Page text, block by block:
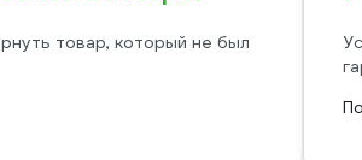
товар, который не был